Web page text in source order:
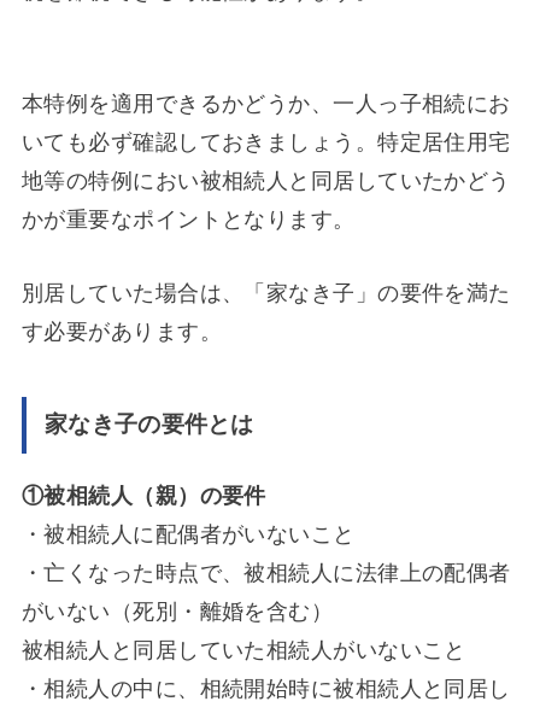
本特例を適用できるかどうか、一人っ子相続にお
いても必ず確認しておきましょう。特定居住用宅
地等の特例におい被相続人と同居していたかどう
かが重要なポイントとなります。
別居していた場合は、「家なき子」の要件を満た
す必要があります。
家なき子の要件とは
①被相続人（親）の要件
・被相続人に配偶者がいないこと
・亡くなった時点で、被相続人に法律上の配偶者
がいない（死別・離婚を含む）
被相続人と同居していた相続人がいないこと
・相続人の中に、相続開始時に被相続人と同居し